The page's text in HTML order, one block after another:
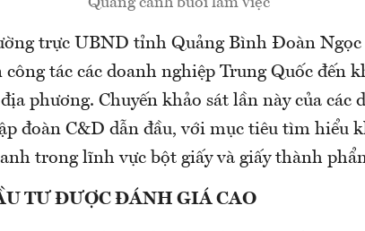
trực UBND tỉnh Quảng Bình Đoàn Ngọc
tác các doanh nghiệp Trung Quốc đến
phương. Chuyến khảo sát lần này của các
đoàn C&D dẫn đầu, với mục tiêu tìm hiểu
trong lĩnh vực bột giấy và giấy thành
TƯ ĐƯỢC ĐÁNH GIÁ CAO